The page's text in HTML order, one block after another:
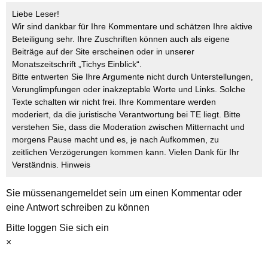
Liebe Leser!
Wir sind dankbar für Ihre Kommentare und schätzen Ihre aktive
Beteiligung sehr. Ihre Zuschriften können auch als eigene
Beiträge auf der Site erscheinen oder in unserer
Monatszeitschrift „Tichys Einblick“.
Bitte entwerten Sie Ihre Argumente nicht durch Unterstellungen,
Verunglimpfungen oder inakzeptable Worte und Links. Solche
Texte schalten wir nicht frei. Ihre Kommentare werden
moderiert, da die juristische Verantwortung bei TE liegt. Bitte
verstehen Sie, dass die Moderation zwischen Mitternacht und
morgens Pause macht und es, je nach Aufkommen, zu
zeitlichen Verzögerungen kommen kann. Vielen Dank für Ihr
Verständnis. Hinweis
Sie müssenangemeldetsein um einen Kommentar oder
eine Antwort schreiben zu können
Bitte loggen Sie sich ein
×